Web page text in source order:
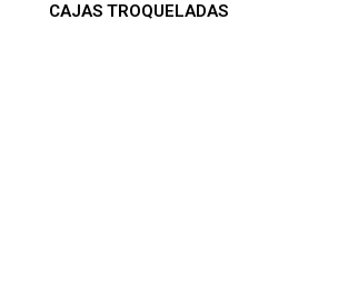
CAJAS TROQUELADAS